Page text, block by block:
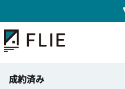
成約済み